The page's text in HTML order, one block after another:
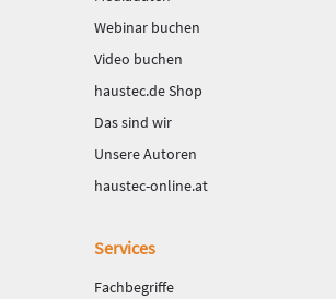
Webinar buchen
Video buchen
haustec.de Shop
Das sind wir
Unsere Autoren
haustec-online.at
Services
Fachbegriffe